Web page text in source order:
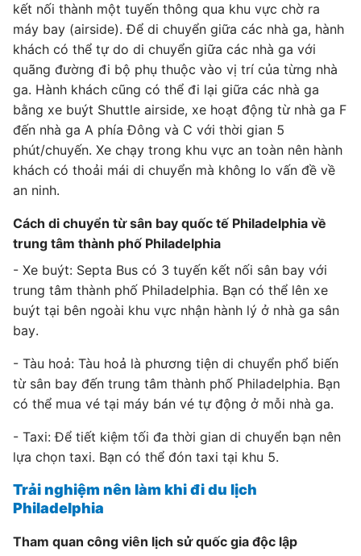
kết nối thành một tuyến thông qua khu vực chờ ra
máy bay (airside). Để di chuyển giữa các nhà ga, hành
khách có thể tự do di chuyển giữa các nhà ga với
quãng đường đi bộ phụ thuộc vào vị trí của từng nhà
ga. Hành khách cũng có thể đi lại giữa các nhà ga
bằng xe buýt Shuttle airside, xe hoạt động từ nhà ga F
đến nhà ga A phía Đông và C với thời gian 5
phút/chuyến. Xe chạy trong khu vực an toàn nên hành
khách có thoải mái di chuyển mà không lo vấn đề về
an ninh.
Cách di chuyển từ sân bay quốc tế Philadelphia về
trung tâm thành phố Philadelphia
- Xe buýt: Septa Bus có 3 tuyến kết nối sân bay với
trung tâm thành phố Philadelphia. Bạn có thể lên xe
buýt tại bên ngoài khu vực nhận hành lý ở nhà ga sân
bay.
- Tàu hoả: Tàu hoả là phương tiện di chuyển phổ biến
từ sân bay đến trung tâm thành phố Philadelphia. Bạn
có thể mua vé tại máy bán vé tự động ở mỗi nhà ga.
- Taxi: Để tiết kiệm tối đa thời gian di chuyển bạn nên
lựa chọn taxi. Bạn có thể đón taxi tại khu 5.
Trải nghiệm nên làm khi đi du lịch
Philadelphia
Tham quan công viên lịch sử quốc gia độc lập